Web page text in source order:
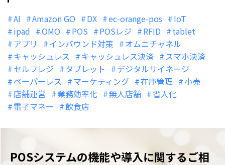
AI Amazon GO DX ec-orange-pos
IoT
ipad
OMO POS POSレジ RFID
tablet
アプリ
インバウンド対策
オムニチャネル
キャッシュレス
キャッシュレス決済
スマホ決済
セルフレジ
タブレット
デジタルサイネージ
ペーパーレス
マーケティング 在庫管理
小売
店舗運営
業務効率化 無人店舗
省人化
電子マネー
飲食店
POSシステムの機能や導入に関するご相